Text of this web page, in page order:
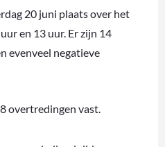
20 juni plaats over het
en 13 uur. Er zijn 14
evenveel negatieve
overtredingen vast.